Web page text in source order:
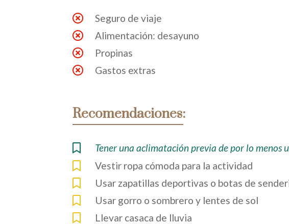
Seguro de viaje
Alimentación: desayuno
Propinas
Gastos extras
Recomendaciones:
Tener una aclimatación previa de por lo menos
Vestir ropa cómoda para la actividad
Usar zapatillas deportivas o botas de
Usar gorro o sombrero y lentes de sol
Llevar casaca de lluvia